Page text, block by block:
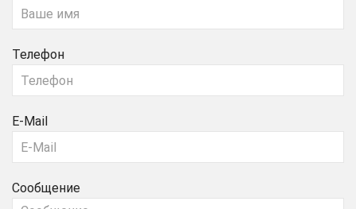
Телефон
E-Mail
Сообщение